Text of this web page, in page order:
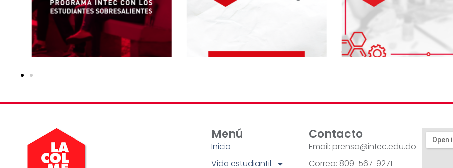
Menú
Inicio
Vida estudiantil
Contacto
Email: prensa@intec.edu.do
Correo: 809-567-9271